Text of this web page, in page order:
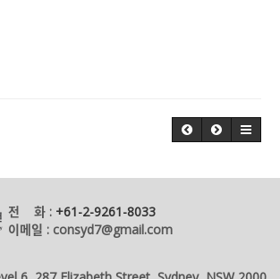
전 화 : +61-2-9261-8033
이메일 : consyd7@gmail.com